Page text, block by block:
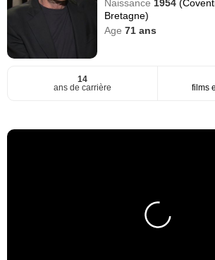
Naissance 1954
Bretagne)
Age71 ans
14
ans de carrière
films